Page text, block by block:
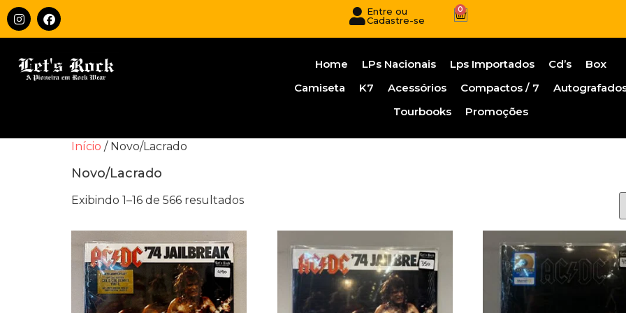
Entre ou
Cadastre-se
0
Home LPs Nacionais Lps Importados Cd’s
Box
Camiseta
K7 Acessórios Compactos / 7
Tourbooks
Promoções
Início / Novo/Lacrado
Novo/Lacrado
Exibindo 1–16 de 566 resultados